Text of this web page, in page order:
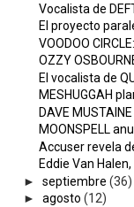
Vocalista de
El proyecto
VOODOO
OZZY
El vocalista de
MESHUGGAH
DAVE
MOONSPELL
Accuser revela
Eddie Van
► septiembre (36)
► agosto (12)